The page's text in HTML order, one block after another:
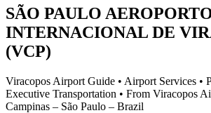
SÃO PAULO
INTERNACIONAL DE
(VCP)
Viracopos Airport Guide • Airport Services •
Executive Transportation • From Viracopos
Campinas – São Paulo – Brazil